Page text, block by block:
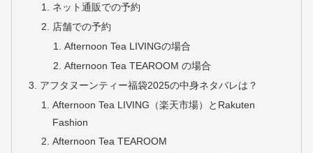
ネット通販での予約
店舗での予約
Afternoon Tea LIVINGの場合
Afternoon Tea TEAROOM の場合
アフタヌーンティー福袋2025の中身ネタバレは？
Afternoon Tea LIVING（楽天市場）とRakuten
Fashion
Afternoon Tea TEAROOM